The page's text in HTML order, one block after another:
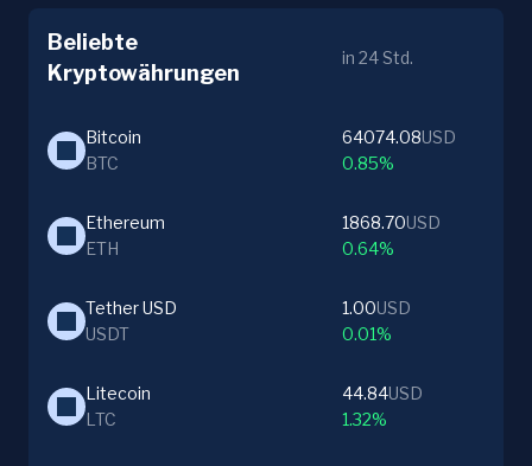
Beliebte
Kryptowährungen
in 24 Std.
Bitcoin
BTC
64074.08USD
0.85%
Ethereum
ETH
1868.70USD
0.64%
Tether USD
USDT
1.00USD
0.01%
Litecoin
LTC
44.84USD
1.32%